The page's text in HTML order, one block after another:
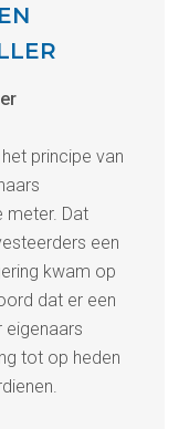
principe van
meter. Dat
een
kwam op
dat er een
tot op heden